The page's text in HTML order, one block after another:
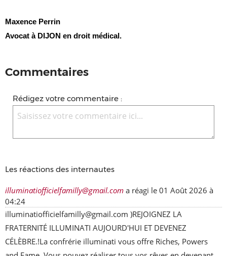
Maxence Perrin
Avocat à DIJON en droit médical.
Commentaires
Rédigez votre commentaire :
Les réactions des internautes
illuminatiofficielfamilly@gmail.com a réagi le 01 Août 2026 à
04:24
illuminatiofficielfamilly@gmail.com )REJOIGNEZ LA
FRATERNITÉ ILLUMINATI AUJOURD'HUI ET DEVENEZ
CÉLÈBRE.!La confrérie illuminati vous offre Riches, Powers